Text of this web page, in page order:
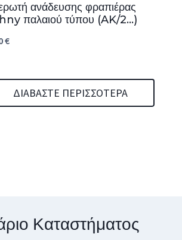
ανάδευσης φραπιέρας
παλαιού τύπου (AK/2…)
€
ΔΙΑΒΆΣΤΕ ΠΕΡΙΣΣΌΤΕΡΑ
Καταστήματος